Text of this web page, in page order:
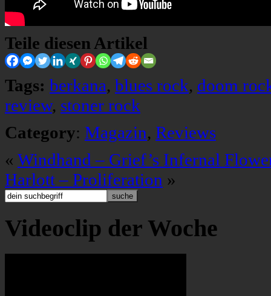
Teile diesen Artikel
Tags: berkana, blues rock, doom
review, stoner rock
Category: Magazin, Reviews
« Windhand – Grief’s Infernal
Harlott – Proliferation »
Videoclip der Woche